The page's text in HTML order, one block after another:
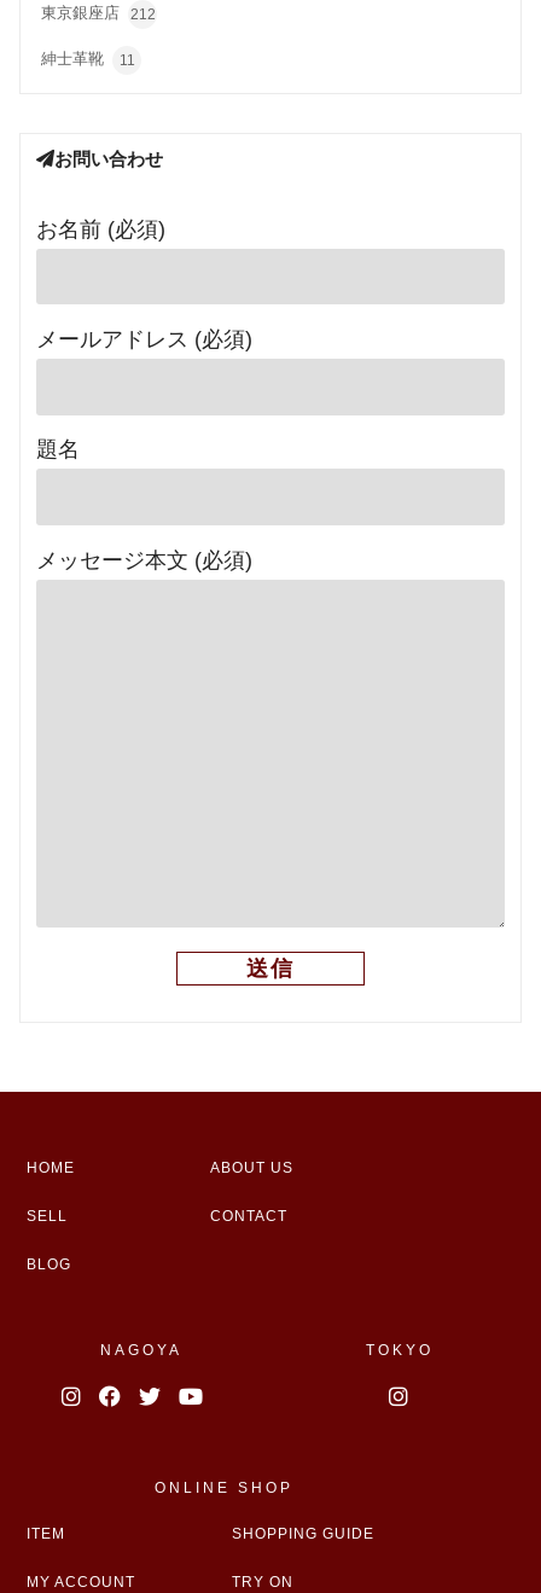
東京銀座店 212
紳士革靴 11
お問い合わせ
お名前 (必須)
メールアドレス (必須)
題名
メッセージ本文 (必須)
HOME ABOUT US
SELL CONTACT
BLOG
NAGOYA TOKYO
ONLINE SHOP
ITEM SHOPPING GUIDE
MY ACCOUNT TRY ON